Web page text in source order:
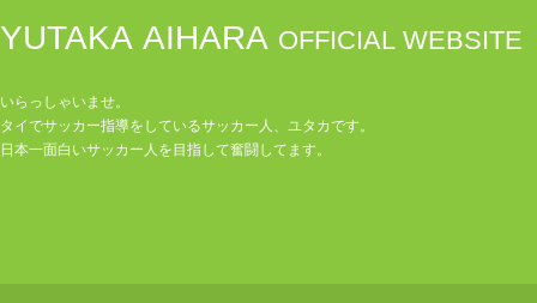
YUTAKA AIHARA OFFICIAL WEBSITE
いらっしゃいませ。
タイでサッカー指導をしているサッカー人、ユタカです。
日本一面白いサッカー人を目指して奮闘してます。